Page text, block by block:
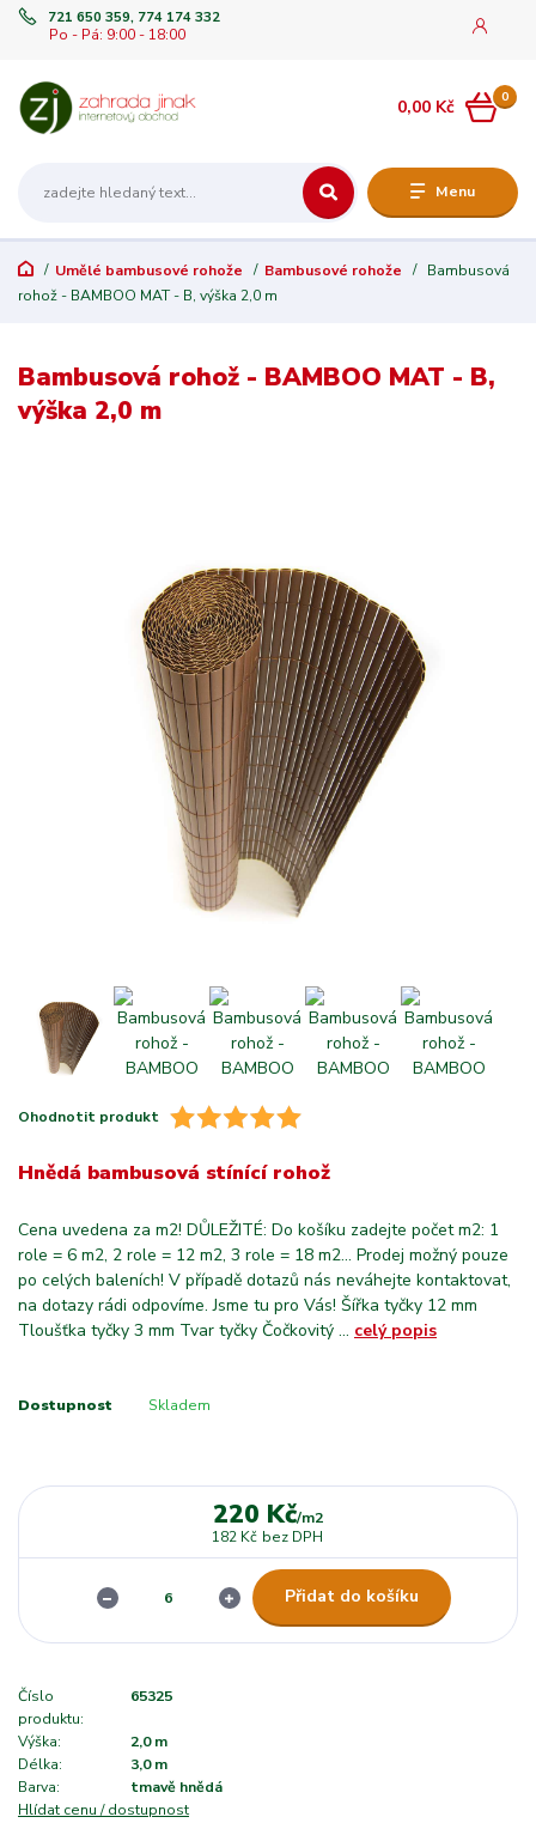
Menu
721 650 359, 774 174 332
Po - Pá: 9:00 - 18:00
0
0,00 Kč
Umělé bambusové rohože Bambusové rohože
Bambusová
rohož - BAMBOO MAT - B, výška 2,0 m
Bambusová rohož - BAMBOO MAT - B,
výška 2,0 m
Ohodnotit produkt
Hnědá bambusová stínící rohož
Cena uvedena za m2! DŮLEŽITÉ: Do košíku zadejte počet m2: 1
role = 6 m2, 2 role = 12 m2, 3 role = 18 m2... Prodej možný pouze
po celých baleních! V případě dotazů nás neváhejte kontaktovat,
na dotazy rádi odpovíme. Jsme tu pro Vás! Šířka tyčky 12 mm
Tloušťka tyčky 3 mm Tvar tyčky Čočkovitý ... celý popis
Dostupnost Skladem
220 Kč/m2
182 Kč bez DPH
Přidat do košíku
Číslo
produktu:
65325
Výška:
2,0 m
Délka:
3,0 m
Barva:
tmavě hnědá
Hlídat cenu / dostupnost